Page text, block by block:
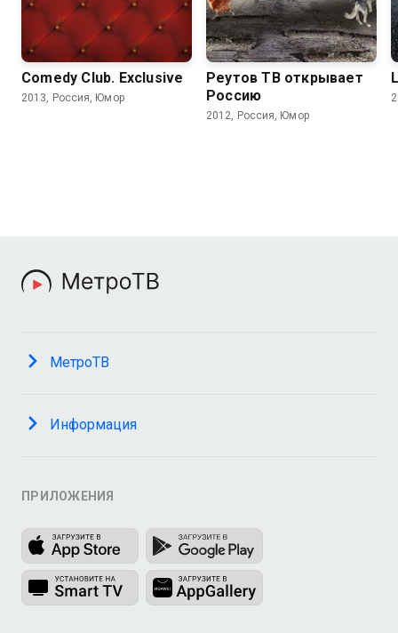
Comedy Club. Exclusive
2013, Россия, Юмор
Реутов ТВ открывает
Россию
2012, Россия, Юмор
МетроТВ
Информация
ПРИЛОЖЕНИЯ